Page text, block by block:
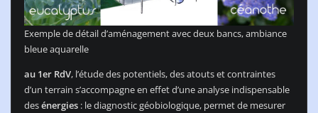
Exemple de détail d’aménagement avec deux bancs, ambiance
bleue aquarelle
au 1er RdV, l’étude des potentiels, des atouts et contraintes
d’un terrain s’accompagne en effet d’une analyse indispensable
desénergies : le diagnostic géobiologique, permet de mesurer